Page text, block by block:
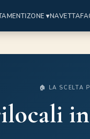
ZONE ▾NAVETTA
🏠 LA SCELTA